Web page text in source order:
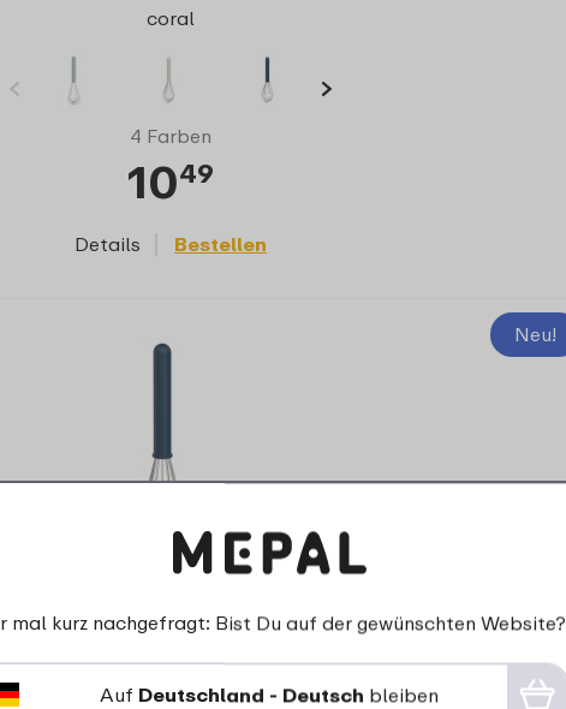
coral
4 Farben
1049
Details Bestellen
Neu!
mal kurz nachgefragt: Bist Du auf der gewünschten Website?
Auf Deutschland - Deutsch bleiben